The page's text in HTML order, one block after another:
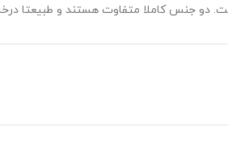
جنس کاملا متفاوت هستند و طبیعتا